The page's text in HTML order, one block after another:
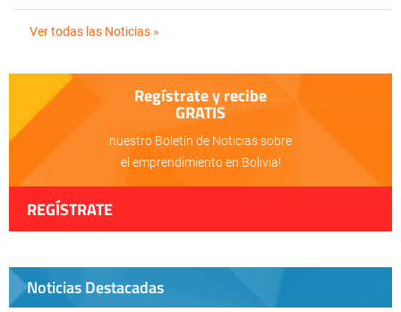
Ver todas las Noticias »
Regístrate y recibe
GRATIS
nuestro Boletín de Noticias sobre
el emprendimiento en Bolivia!
REGÍSTRATE
Noticias Destacadas